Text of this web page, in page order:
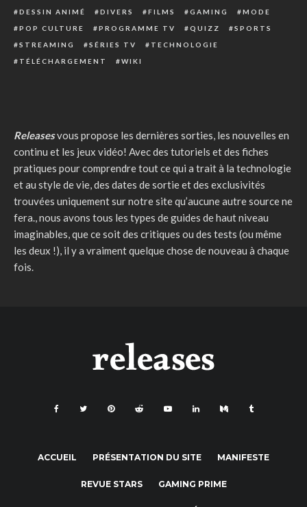
DESSIN ANIMÉ
DIVERS FILMS GAMING
MODE
POP CULTURE
PROGRAMME TV QUIZZ
SPORTS
STREAMING
SÉRIES TV
TECHNOLOGIE
TÉLÉCHARGEMENT
WIKI
Releasesvous propose les dernières sorties, les nouvelles en
continu et les jeux vidéo! Avec des tutoriels et des fiches
pratiques pour comprendre tout ce qui a trait à la technologie
et au style de vie, des dates de sortie et des exclusivités
trouvées uniquement sur notre site qu’aucune autre source ne
fera., nous avons tous les types de guides de haut niveau
imaginables, que ce soit des critiques ou des tests (ou même
les deux !), il y a vraiment quelque chose de nouveau à chaque
fois.
ACCUEIL PRÉSENTATION DU SITE MANIFESTE
REVUE STARS GAMING PRIME